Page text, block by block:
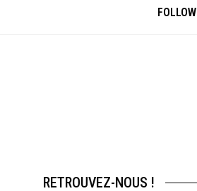
FOLLOW
RETROUVEZ-NOUS !